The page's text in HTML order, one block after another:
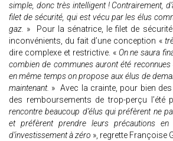
simple, donc très intelligent ! Contrairement,
filet de sécurité, qui est vécu par les élus
gaz. » Pour la sénatrice, le filet de
inconvénients, du fait d’une conception «
dire complexe et restrictive. «On ne saura
combien de communes auront été
en même temps on propose aux élus de
maintenant. » Avec la crainte, pour bien
des remboursements de trop-perçu l’été
rencontre beaucoup d’élus qui préfèrent ne
et préfèrent prendre leurs précautions en
d’investissement à zéro », regrette Françoise